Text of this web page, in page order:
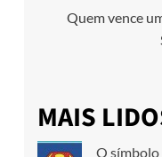
Quem vence
MAIS
O símbolo